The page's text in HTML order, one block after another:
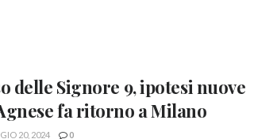
delle Signore 9, ipotesi nuove
fa ritorno a Milano
20, 2024 0